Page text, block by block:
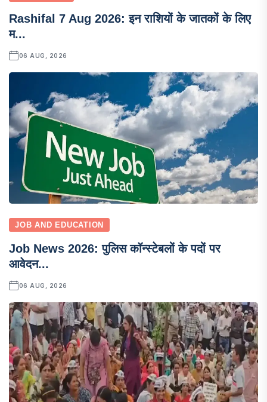
Rashifal 7 Aug 2026: इन राशियों के जातकों के लिए
म...
06 AUG, 2026
JOB AND EDUCATION
Job News 2026: पुलिस कॉन्स्टेबलों के पदों पर
आवेदन...
06 AUG, 2026